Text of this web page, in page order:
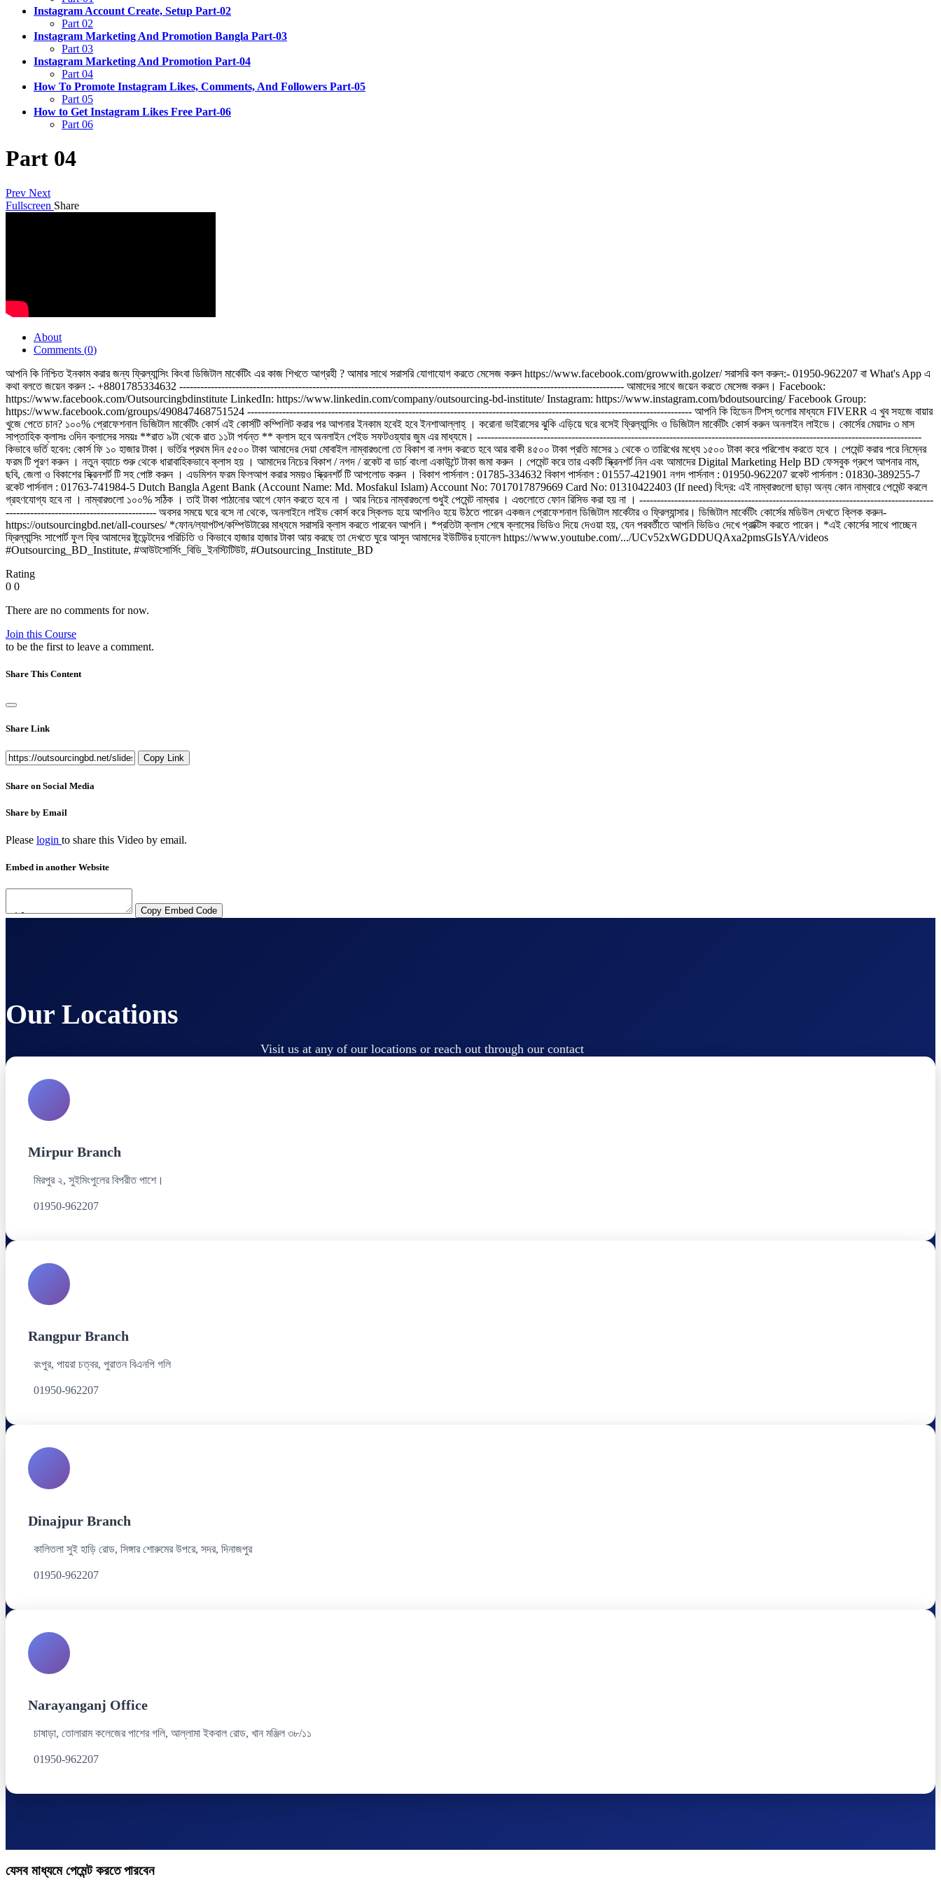
Instagram Account Create, Setup Part-02
Part 02
Instagram Marketing And Promotion Bangla Part-03
Part 03
Instagram Marketing And Promotion Part-04
Part 04
How To Promote Instagram Likes, Comments, And Followers Part-05
Part 05
How to Get Instagram Likes Free Part-06
Part 06
Part 04
Prev Next
Fullscreen Share
About
Comments (0)
আপনি কি নিশ্চিত ইনকাম করার জন্য ফ্রিল্যান্সিং কিংবা ডিজিটাল মার্কেটিং এর কাজ শিখতে আগ্রহী ? আমার সাথে সরাসরি যোগাযোগ করতে মেসেজ করুন https://www.facebook.com/growwith.golzer/ সরাসরি কল করুন:- 01950-962207 বা What's App এ
কথা বলতে জয়েন করুন :- +8801785334632 ------------------------------------------------------------------------------------------------------------------------------- আমাদের সাথে জয়েন করতে মেসেজ করুন। Facebook:
https://www.facebook.com/Outsourcingbdinstitute LinkedIn: https://www.linkedin.com/company/outsourcing-bd-institute/ Instagram: https://www.instagram.com/bdoutsourcing/ Facebook Group:
https://www.facebook.com/groups/490847468751524 ------------------------------------------------------------------------------------------------------------------------------- আপনি কি হিডেন টিপস্ গুলোর মাধ্যমে FIVERR এ খুব সহজে বায়ার
খুজে পেতে চান? ১০০% প্রোফেশনাল ডিজিটাল মার্কেটিং কোর্স এই কোর্সটি কম্পিলিট করার পর আপনার ইনকাম হবেই হবে ইনশাআল্লাহ্ । করোনা ভাইরাসের ঝুকি এড়িয়ে ঘরে বসেই ফ্রিল্যান্সিং ও ডিজিটাল মার্কেটিং কোর্স করুন অনলাইন লাইভে। কোর্সের মেয়াদঃ ৩ মাস
সাপ্তাহিক ক্লাসঃ ৩দিন ক্লাসের সময়ঃ **রাত ৯টা থেকে রাত ১১টা পর্যন্ত ** ক্লাস হবে অনলাইন পেইড সফটওয়্যার জুম এর মাধ্যমে। -------------------------------------------------------------------------------------------------------------------------------
কিভাবে ভর্তি হবেন: কোর্স ফি ১০ হাজার টাকা। ভর্তির প্রথম দিন ৫৫০০ টাকা আমাদের দেয়া মোবাইল নাম্বারগুলো তে বিকাশ বা নগদ করতে হবে আর বাকী ৪৫০০ টাকা প্রতি মাসের ১ থেকে ৩ তারিখের মধ্যে ১৫০০ টাকা করে পরিশোধ করতে হবে । পেমেন্ট করার পরে নিম্নের
ফরম টি পূরণ করুন । নতুন ব্যাচে শুরু থেকে ধারাবাহিকভাবে ক্লাস হয় । আমাদের নিচের বিকাশ / নগদ / রকেট বা ডার্চ বাংলা একাউন্টে টাকা জমা করুন । পেমেন্ট করে তার একটি স্ক্রিনশর্ট নিন এবং আমাদের Digital Marketing Help BD ফেসবুক গ্রুপে আপনার নাম,
ছবি, জেলা ও বিকাশের স্ক্রিনশর্ট টি সহ পোষ্ট করুন । এডমিশন ফরম ফিলআপ করার সময়ও স্ক্রিনশর্ট টি আপলোড করুন । বিকাশ পার্সনাল : 01785-334632 বিকাশ পার্সনাল : 01557-421901 নগদ পার্সনাল : 01950-962207 রকেট পার্সনাল : 01830-389255-7
রকেট পার্সনাল : 01763-741984-5 Dutch Bangla Agent Bank (Account Name: Md. Mosfakul Islam) Account No: 7017017879669 Card No: 01310422403 (If need) বি:দ্র: এই নাম্বারগুলো ছাড়া অন্য কোন নাম্বারে পেমেন্ট করলে
গ্রহণযোগ্য হবে না । নাম্বারগুলো ১০০% সঠিক । তাই টাকা পাঠানোর আগে ফোন করতে হবে না । আর নিচের নাম্বারগুলো শুধুই পেমেন্ট নাম্বার । এগুলোতে ফোন রিসিভ করা হয় না । ------------------------------------------------------------------------------------
------------------------------------------- অবসর সময়ে ঘরে বসে না থেকে, অনলাইনে লাইভ কোর্স করে স্কিলড হয়ে আপনিও হয়ে উঠতে পারেন একজন প্রোফেশনাল ডিজিটাল মার্কেটার ও ফ্রিল্যান্সার। ডিজিটাল মার্কেটিং কোর্সের মডিউল দেখতে ক্লিক করুন-
https://outsourcingbd.net/all-courses/ *ফোন/ল্যাপটপ/কম্পিউটারের মাধ্যমে সরাসরি ক্লাস করতে পারবেন আপনি। *প্রতিটা ক্লাস শেষে ক্লাসের ভিডিও দিয়ে দেওয়া হয়, যেন পরবর্তীতে আপনি ভিডিও দেখে প্রাক্টিস করতে পারেন। *এই কোর্সের সাথে পাচ্ছেন
ফ্রিল্যান্সিং সাপোর্ট ফুল ফ্রি আমাদের ষ্টুডেন্টদের পরিচিতি ও কিভাবে হাজার হাজার টাকা আয় করছে তা দেখতে ঘুরে আসুন আমাদের ইউটিউর চ্যানেল https://www.youtube.com/.../UCv52xWGDDUQAxa2pmsGIsYA/videos
#Outsourcing_BD_Institute​, #আউটসোর্সিং_বিডি_ইনস্টিটিউট​, #Outsourcing_Institute_BD
Rating
0 0
There are no comments for now.
Join this Course
to be the first to leave a comment.
Share This Content
Share Link
Copy Link
Share on Social Media
Share by Email
Please login to share this Video by email.
Embed in another Website
Copy Embed Code
Our Locations
Visit us at any of our locations or reach out through our contact
Mirpur Branch
মিরপুর ২, সুইমিংপুলের বিপরীত পাশে।
01950-962207
Rangpur Branch
রংপুর, পায়রা চত্বর, পুরাতন বিএনপি গলি
01950-962207
Dinajpur Branch
কালিতলা সুই হাড়ি রোড, সিঙ্গার শোরুমের উপরে, সদর, দিনাজপুর
01950-962207
Narayanganj Office
চাষাড়া, তোলারাম কলেজের পাশের গলি, আল্লামা ইকবাল রোড, খান মঞ্জিল ৩৮/১১
01950-962207
যেসব মাধ্যমে পেমেন্ট করতে পারবেন